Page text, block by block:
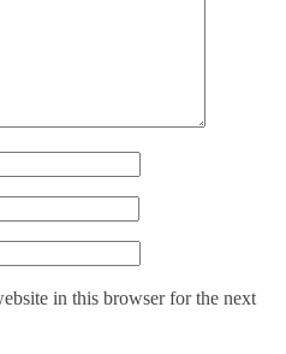
in this browser for the next